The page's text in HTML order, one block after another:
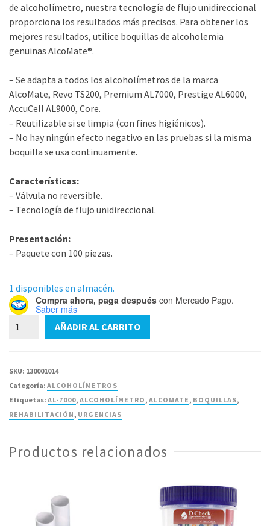
de alcoholímetro, nuestra tecnología de flujo unidireccional
proporciona los resultados más precisos. Para obtener los
mejores resultados, utilice boquillas de alcoholemia
genuinas AlcoMate®.
– Se adapta a todos los alcoholímetros de la marca
AlcoMate, Revo TS200, Premium AL7000, Prestige AL6000,
AccuCell AL9000, Core.
– Reutilizable si se limpia (con fines higiénicos).
– No hay ningún efecto negativo en las pruebas si la misma
boquilla se usa continuamente.
Características:
– Válvula no reversible.
– Tecnología de flujo unidireccional.
Presentación:
– Paquete con 100 piezas.
1 disponibles en almacén.
Compra ahora, paga después con Mercado Pago.
Saber más
Boquillas
cantidad
AÑADIR AL CARRITO
SKU: 130001014
Categoría: ALCOHOLÍMETROS
Etiquetas: AL-7000, ALCOHOLÍMETRO, ALCOMATE, BOQUILLAS,
REHABILITACIÓN, URGENCIAS
Productos relacionados